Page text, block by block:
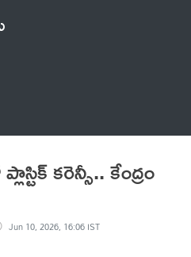
కరెన్సీ.. కేంద్రం
Jun 10, 2026, 16:06 IST